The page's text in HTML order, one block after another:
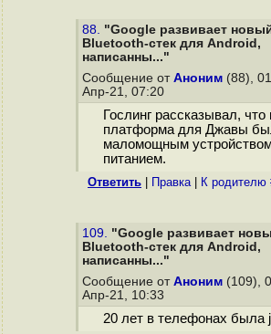
88. "Google развивает
Bluetooth-стек для Android,
написанны..."
Сообщение от Аноним (88),
Апр-21, 07:20
Гослинг рассказывал,
платформа для Джавы
маломощным
питанием.
Ответить Правка| К родителю
109. "Google развивает
Bluetooth-стек для Android,
написанны..."
Сообщение от Аноним (109),
Апр-21, 10:33
20 лет в телефонах была